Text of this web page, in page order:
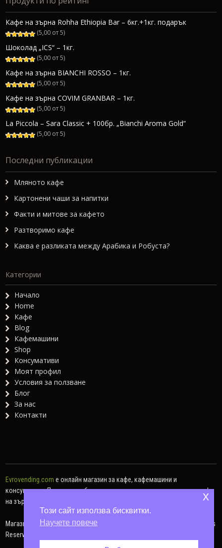
Кафе на зърна Rohha Ethiopia Bar – 6кг.+1кг. подарък
(5,00 от 5)
Шоколад „ICS“ – 1кг.
(5,00 от 5)
Кафе на зърна BIANCHI ROSSO – 1кг.
(5,00 от 5)
Кафе на зърна COVIM GRANBAR – 1кг.
(5,00 от 5)
La Piccola – Sara Classic + 100бр. „Bianchi Aroma Gold“
(5,00 от 5)
Последни публикации
Мляното кафе
Картонени чаши за напитки
Факти и митове за кафето
Разтворимо кафе
Каква е разликата между Арабика и Робуста?
Категории
Начало
Home
Кафе
Blog
Кафемашини
Shop
Консумативи
Моят профил
Условия за ползване
Блог
За нас
Контакти
Evrovending.com е онлайн магазин за кафе, кафемашини и
консумативи. Предлагаме богат асортимент от различни видове кафе
на зърна, кафе капсули, мляно кафе, както и хартиени дози.
Магазин за кафе и консумативи – Евровендинг © 2014 - 2026. All Rights
Reserved.
Този сайт използва бисквитки.
Научете повече
x